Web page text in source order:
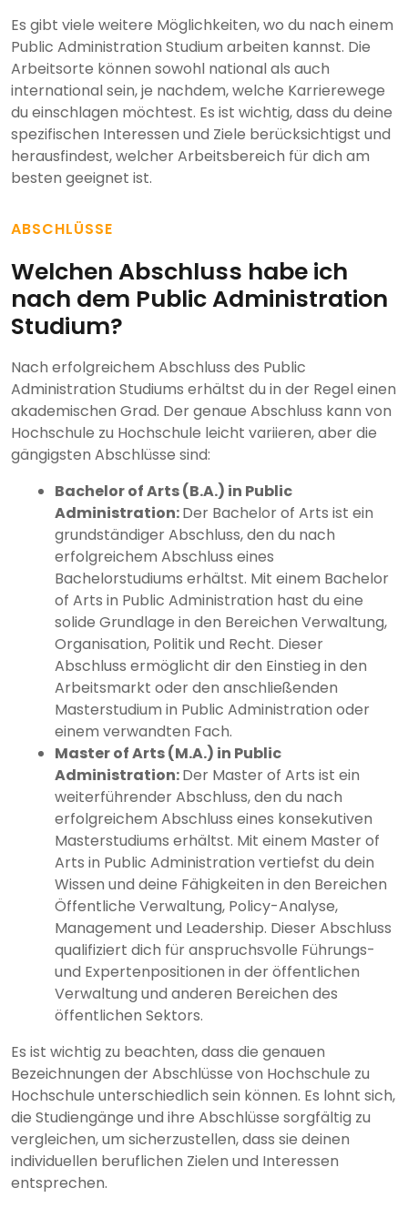
Es gibt viele weitere Möglichkeiten, wo du nach einem
Public Administration Studium arbeiten kannst. Die
Arbeitsorte können sowohl national als auch
international sein, je nachdem, welche Karrierewege
du einschlagen möchtest. Es ist wichtig, dass du deine
spezifischen Interessen und Ziele berücksichtigst und
herausfindest, welcher Arbeitsbereich für dich am
besten geeignet ist.
ABSCHLÜSSE
Welchen Abschluss habe ich
nach dem Public Administration
Studium?
Nach erfolgreichem Abschluss des Public
Administration Studiums erhältst du in der Regel einen
akademischen Grad. Der genaue Abschluss kann von
Hochschule zu Hochschule leicht variieren, aber die
gängigsten Abschlüsse sind:
Bachelor of Arts (B.A.) in Public
Administration:Der Bachelor of Arts ist ein
grundständiger Abschluss, den du nach
erfolgreichem Abschluss eines
Bachelorstudiums erhältst. Mit einem Bachelor
of Arts in Public Administration hast du eine
solide Grundlage in den Bereichen Verwaltung,
Organisation, Politik und Recht. Dieser
Abschluss ermöglicht dir den Einstieg in den
Arbeitsmarkt oder den anschließenden
Masterstudium in Public Administration oder
einem verwandten Fach.
Master of Arts (M.A.) in Public
Administration:Der Master of Arts ist ein
weiterführender Abschluss, den du nach
erfolgreichem Abschluss eines konsekutiven
Masterstudiums erhältst. Mit einem Master of
Arts in Public Administration vertiefst du dein
Wissen und deine Fähigkeiten in den Bereichen
Öffentliche Verwaltung, Policy-Analyse,
Management und Leadership. Dieser Abschluss
qualifiziert dich für anspruchsvolle Führungs-
und Expertenpositionen in der öffentlichen
Verwaltung und anderen Bereichen des
öffentlichen Sektors.
Es ist wichtig zu beachten, dass die genauen
Bezeichnungen der Abschlüsse von Hochschule zu
Hochschule unterschiedlich sein können. Es lohnt sich,
die Studiengänge und ihre Abschlüsse sorgfältig zu
vergleichen, um sicherzustellen, dass sie deinen
individuellen beruflichen Zielen und Interessen
entsprechen.